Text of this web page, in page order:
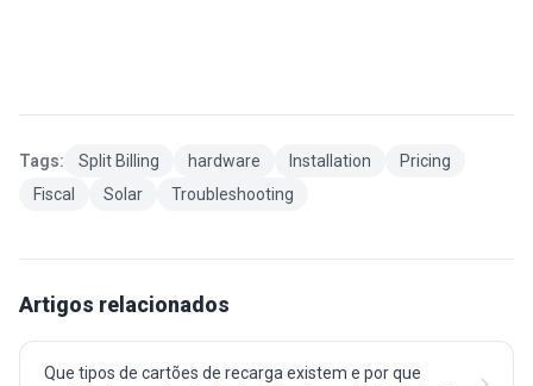
Tags: Split Billing hardware Installation
Pricing
Fiscal
Solar Troubleshooting
Artigos relacionados
Que tipos de cartões de recarga existem e por que